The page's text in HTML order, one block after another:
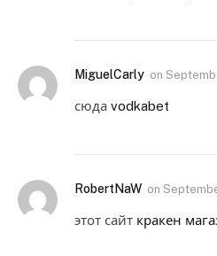
MiguelCarly on
сюда vodkabet
RobertNaW on
этот сайт кракен